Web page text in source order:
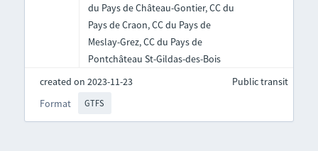
du Pays de Château-Gontier, CC du
Pays de Craon, CC du Pays de
Meslay-Grez, CC du Pays de
Pontchâteau St-Gildas-des-Bois
created on 2023-11-23
Format
GTFS
Public transit